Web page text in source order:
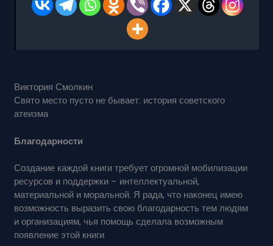
Виктория Смолкин
Свято место пусто не бывает: история советского
атеизма
Благодарности
Создание каждой книги требует огромной мобилизации
ресурсов и поддержки – интеллектуальной,
материальной и моральной. Я рада, что наконец имею
возможность выразить свою благодарность тем людям
и организациям, чья помощь сделала возможным
появление этой книги.